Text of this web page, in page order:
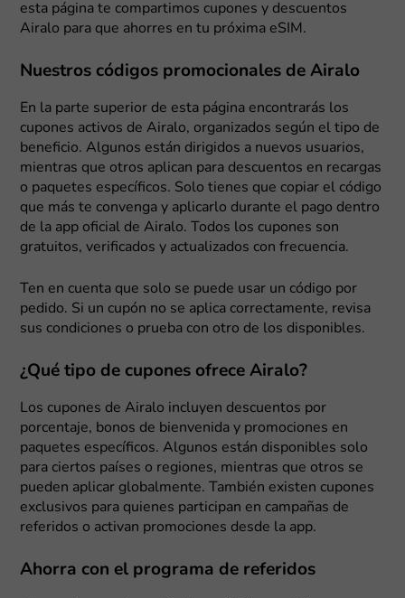
esta página te compartimos cupones y descuentos
Airalo para que ahorres en tu próxima eSIM.
Nuestros códigos promocionales de Airalo
En la parte superior de esta página encontrarás los
cupones activos de Airalo, organizados según el tipo de
beneficio. Algunos están dirigidos a nuevos usuarios,
mientras que otros aplican para descuentos en recargas
o paquetes específicos. Solo tienes que copiar el código
que más te convenga y aplicarlo durante el pago dentro
de la app oficial de Airalo. Todos los cupones son
gratuitos, verificados y actualizados con frecuencia.
Ten en cuenta que solo se puede usar un código por
pedido. Si un cupón no se aplica correctamente, revisa
sus condiciones o prueba con otro de los disponibles.
¿Qué tipo de cupones ofrece Airalo?
Los cupones de Airalo incluyen descuentos por
porcentaje, bonos de bienvenida y promociones en
paquetes específicos. Algunos están disponibles solo
para ciertos países o regiones, mientras que otros se
pueden aplicar globalmente. También existen cupones
exclusivos para quienes participan en campañas de
referidos o activan promociones desde la app.
Ahorra con el programa de referidos